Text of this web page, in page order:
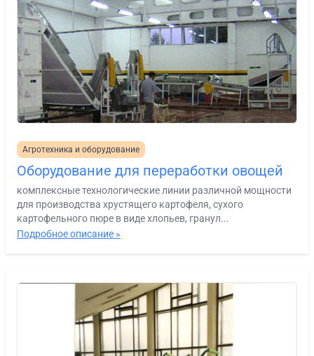
Агротехника и оборудование
Оборудование для переработки овощей
комплексные технологические линии различной мощности
для производства хрустящего картофеля, сухого
картофельного пюре в виде хлопьев, гранул...
Подробное описание »